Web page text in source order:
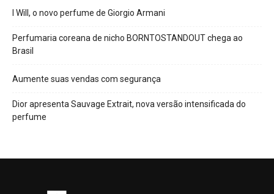
I Will, o novo perfume de Giorgio Armani
Perfumaria coreana de nicho BORNTOSTANDOUT chega ao
Brasil
Aumente suas vendas com segurança
Dior apresenta Sauvage Extrait, nova versão intensificada do
perfume